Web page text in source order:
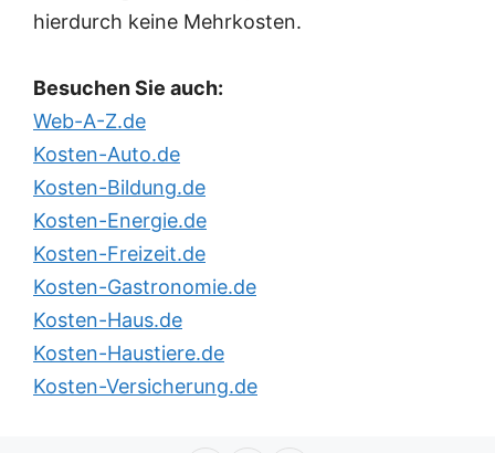
hierdurch keine Mehrkosten.
Besuchen Sie auch:
Web-A-Z.de
Kosten-Auto.de
Kosten-Bildung.de
Kosten-Energie.de
Kosten-Freizeit.de
Kosten-Gastronomie.de
Kosten-Haus.de
Kosten-Haustiere.de
Kosten-Versicherung.de